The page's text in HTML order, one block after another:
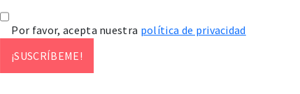
Por favor, acepta nuestra política de privacidad